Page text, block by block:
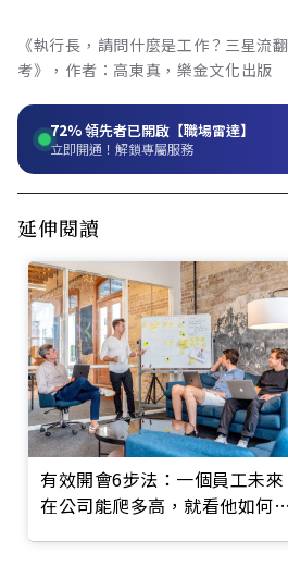
《執行長，請問什麼是工作？三星流
考》，作者：高東真，樂金文化出版
72%領先者已開啟【職場雷達】
立即開通！解鎖專屬服務
延伸閱讀
有效開會6步法：一個員工未來
在公司能爬多高，就看他如何開